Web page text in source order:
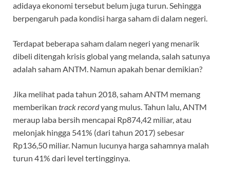
adidaya ekonomi tersebut belum juga turun. Sehingga
berpengaruh pada kondisi harga saham di dalam negeri.
Terdapat beberapa saham dalam negeri yang menarik
dibeli ditengah krisis global yang melanda, salah satunya
adalah saham ANTM. Namun apakah benar demikian?
Jika melihat pada tahun 2018, saham ANTM memang
memberikan track recordyang mulus. Tahun lalu, ANTM
meraup laba bersih mencapai Rp874,42 miliar, atau
melonjak hingga 541% (dari tahun 2017) sebesar
Rp136,50 miliar. Namun lucunya harga sahamnya malah
turun 41% dari level tertingginya.